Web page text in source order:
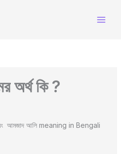
অর্থ কি ?
আমজাদ আলি meaning in Bengali